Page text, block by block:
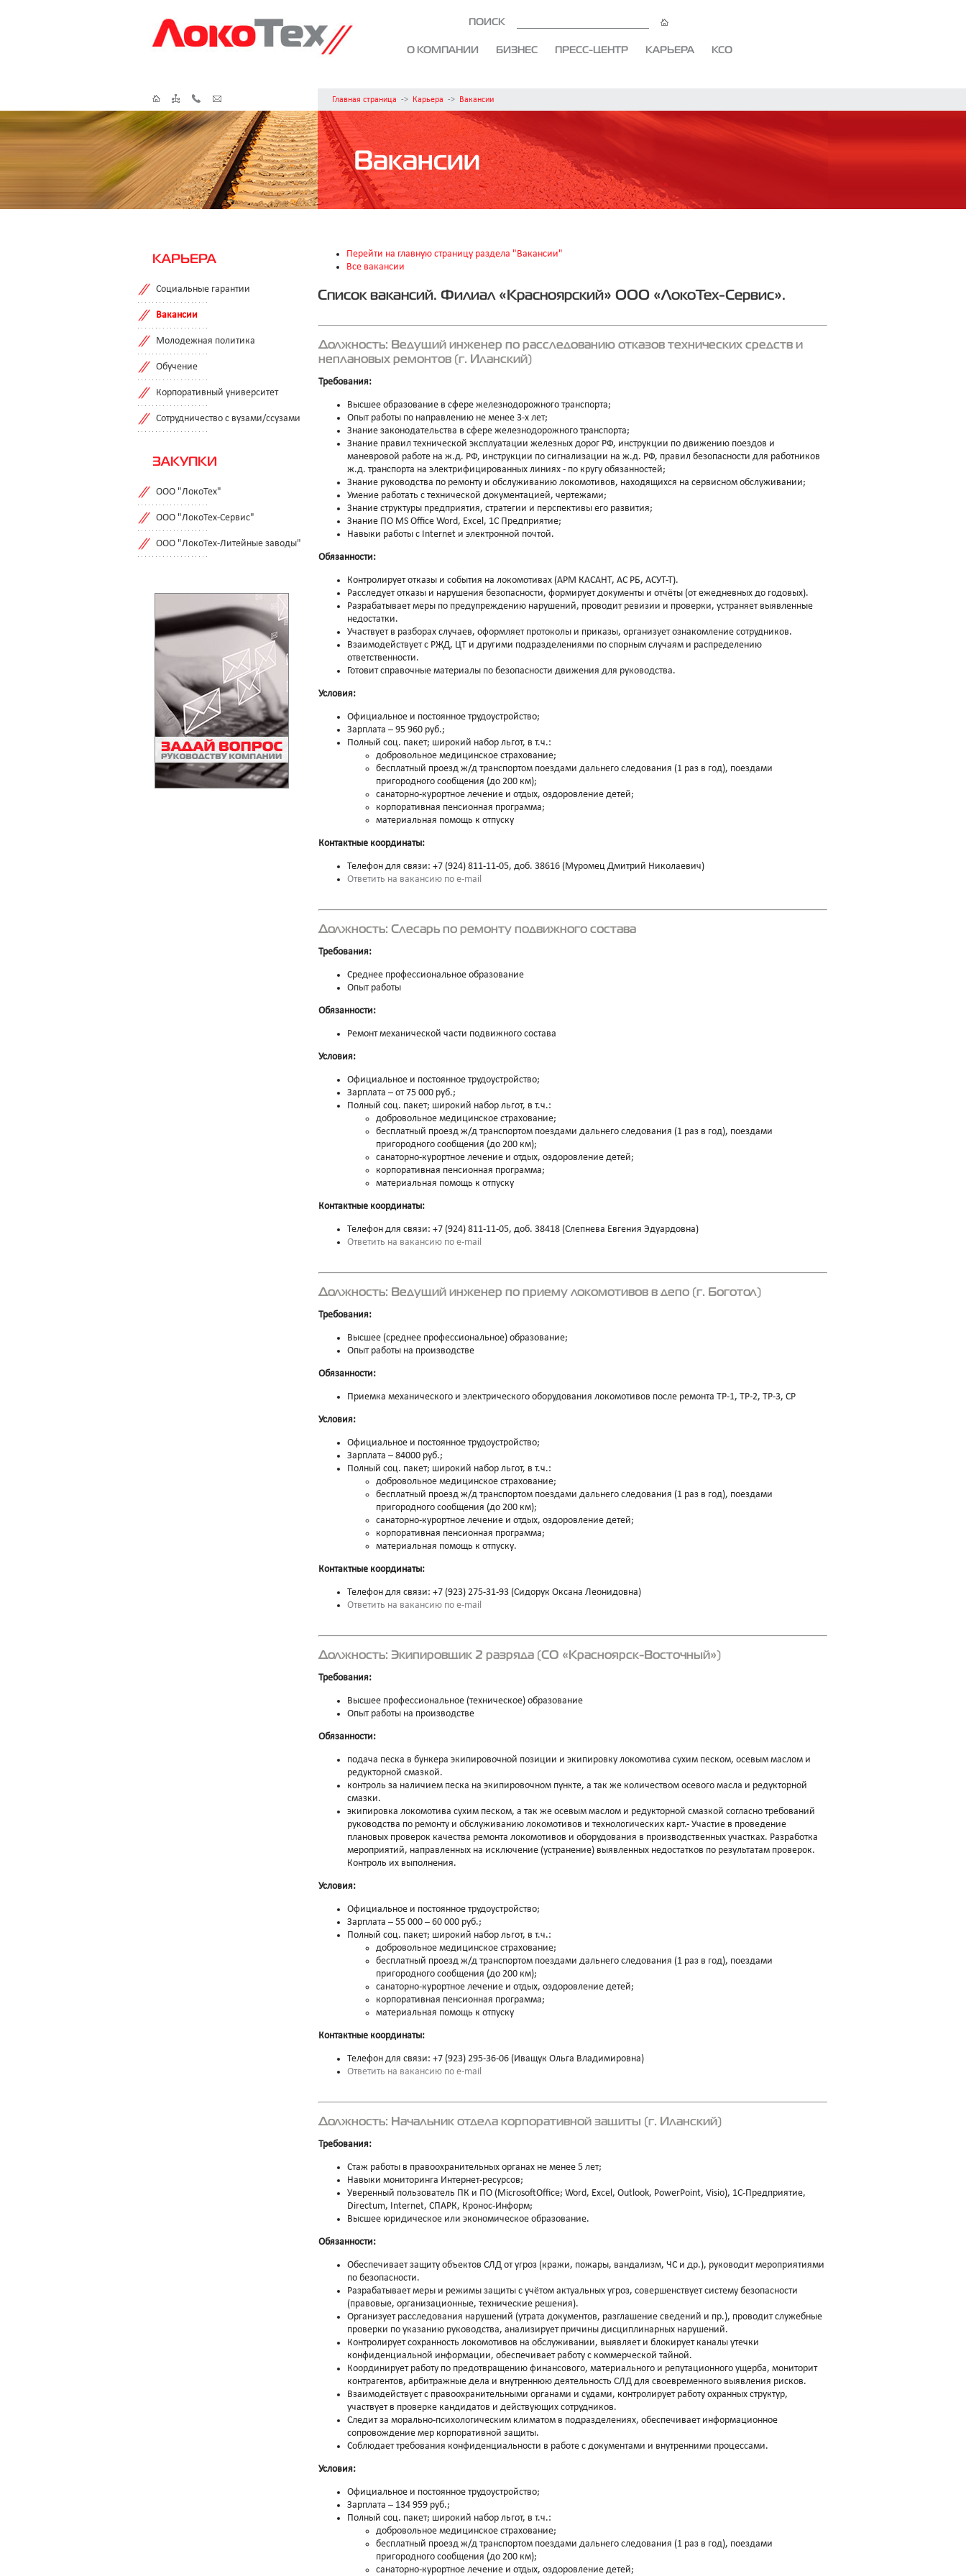
ПОИСК
О КОМПАНИИ БИЗНЕС ПРЕСС-ЦЕНТР КАРЬЕРА КСО
Главная страница -> Карьера -> Вакансии
Вакансии
КАРЬЕРА
Социальные гарантии
Вакансии
Молодежная политика
Обучение
Корпоративный университет
Сотрудничество с вузами/ссузами
ЗАКУПКИ
ООО "ЛокоТех"
ООО "ЛокоТех-Сервис"
ООО "ЛокоТех-Литейные заводы"
Перейти на главную страницу раздела "Вакансии"
Все вакансии
Список вакансий. Филиал «Красноярский» ООО «ЛокоТех-Сервис».
Должность: Ведущий инженер по расследованию отказов технических средств и
неплановых ремонтов (г. Иланский)
Требования:
Высшее образование в сфере железнодорожного транспорта;
Опыт работы по направлению не менее 3-х лет;
Знание законодательства в сфере железнодорожного транспорта;
Знание правил технической эксплуатации железных дорог РФ, инструкции по движению поездов и
маневровой работе на ж.д. РФ, инструкции по сигнализации на ж.д. РФ, правил безопасности для работников
ж.д. транспорта на электрифицированных линиях - по кругу обязанностей;
Знание руководства по ремонту и обслуживанию локомотивов, находящихся на сервисном обслуживании;
Умение работать с технической документацией, чертежами;
Знание структуры предприятия, стратегии и перспективы его развития;
Знание ПО MS Office Word, Excel, 1С Предприятие;
Навыки работы с Internet и электронной почтой.
Обязанности:
Контролирует отказы и события на локомотивах (АРМ КАСАНТ, АС РБ, АСУТ‑Т).
Расследует отказы и нарушения безопасности, формирует документы и отчёты (от ежедневных до годовых).
Разрабатывает меры по предупреждению нарушений, проводит ревизии и проверки, устраняет выявленные
недостатки.
Участвует в разборах случаев, оформляет протоколы и приказы, организует ознакомление сотрудников.
Взаимодействует с РЖД, ЦТ и другими подразделениями по спорным случаям и распределению
ответственности.
Готовит справочные материалы по безопасности движения для руководства.
Условия:
Официальное и постоянное трудоустройство;
Зарплата – 95 960 руб.;
Полный соц. пакет; широкий набор льгот, в т.ч.:
добровольное медицинское страхование;
бесплатный проезд ж/д транспортом поездами дальнего следования (1 раз в год), поездами
пригородного сообщения (до 200 км);
санаторно-курортное лечение и отдых, оздоровление детей;
корпоративная пенсионная программа;
материальная помощь к отпуску
Контактные координаты:
Телефон для связи: +7 (924) 811-11-05, доб. 38616 (Муромец Дмитрий Николаевич)
Ответить на вакансию по e-mail
Должность: Слесарь по ремонту подвижного состава
Требования:
Среднее профессиональное образование
Опыт работы
Обязанности:
Ремонт механической части подвижного состава
Условия:
Официальное и постоянное трудоустройство;
Зарплата – от 75 000 руб.;
Полный соц. пакет; широкий набор льгот, в т.ч.:
добровольное медицинское страхование;
бесплатный проезд ж/д транспортом поездами дальнего следования (1 раз в год), поездами
пригородного сообщения (до 200 км);
санаторно-курортное лечение и отдых, оздоровление детей;
корпоративная пенсионная программа;
материальная помощь к отпуску
Контактные координаты:
Телефон для связи: +7 (924) 811-11-05, доб. 38418 (Слепнева Евгения Эдуардовна)
Ответить на вакансию по e-mail
Должность: Ведущий инженер по приему локомотивов в депо (г. Боготол)
Требования:
Высшее (среднее профессиональное) образование;
Опыт работы на производстве
Обязанности:
Приемка механического и электрического оборудования локомотивов после ремонта ТР-1, ТР-2, ТР-3, СР
Условия:
Официальное и постоянное трудоустройство;
Зарплата – 84000 руб.;
Полный соц. пакет; широкий набор льгот, в т.ч.:
добровольное медицинское страхование;
бесплатный проезд ж/д транспортом поездами дальнего следования (1 раз в год), поездами
пригородного сообщения (до 200 км);
санаторно-курортное лечение и отдых, оздоровление детей;
корпоративная пенсионная программа;
материальная помощь к отпуску.
Контактные координаты:
Телефон для связи: +7 (923) 275-31-93 (Сидорук Оксана Леонидовна)
Ответить на вакансию по e-mail
Должность: Экипировщик 2 разряда (СО «Красноярск-Восточный»)
Требования:
Высшее профессиональное (техническое) образование
Опыт работы на производстве
Обязанности:
подача песка в бункера экипировочной позиции и экипировку локомотива сухим песком, осевым маслом и
редукторной смазкой.
контроль за наличием песка на экипировочном пункте, а так же количеством осевого масла и редукторной
смазки.
экипировка локомотива сухим песком, а так же осевым маслом и редукторной смазкой согласно требований
руководства по ремонту и обслуживанию локомотивов и технологических карт.- Участие в проведение
плановых проверок качества ремонта локомотивов и оборудования в производственных участках. Разработка
мероприятий, направленных на исключение (устранение) выявленных недостатков по результатам проверок.
Контроль их выполнения.
Условия:
Официальное и постоянное трудоустройство;
Зарплата – 55 000 – 60 000 руб.;
Полный соц. пакет; широкий набор льгот, в т.ч.:
добровольное медицинское страхование;
бесплатный проезд ж/д транспортом поездами дальнего следования (1 раз в год), поездами
пригородного сообщения (до 200 км);
санаторно-курортное лечение и отдых, оздоровление детей;
корпоративная пенсионная программа;
материальная помощь к отпуску
Контактные координаты:
Телефон для связи: +7 (923) 295-36-06 (Иващук Ольга Владимировна)
Ответить на вакансию по e-mail
Должность: Начальник отдела корпоративной защиты (г. Иланский)
Требования:
Стаж работы в правоохранительных органах не менее 5 лет;
Навыки мониторинга Интернет-ресурсов;
Уверенный пользователь ПК и ПО (MicrosoftOffice; Word, Excel, Outlook, PowerPoint, Visio), 1C-Предприятие,
Directum, Internet, СПАРК, Кронос-Информ;
Высшее юридическое или экономическое образование.
Обязанности:
Обеспечивает защиту объектов СЛД от угроз (кражи, пожары, вандализм, ЧС и др.), руководит мероприятиями
по безопасности.
Разрабатывает меры и режимы защиты с учётом актуальных угроз, совершенствует систему безопасности
(правовые, организационные, технические решения).
Организует расследования нарушений (утрата документов, разглашение сведений и пр.), проводит служебные
проверки по указанию руководства, анализирует причины дисциплинарных нарушений.
Контролирует сохранность локомотивов на обслуживании, выявляет и блокирует каналы утечки
конфиденциальной информации, обеспечивает работу с коммерческой тайной.
Координирует работу по предотвращению финансового, материального и репутационного ущерба, мониторит
контрагентов, арбитражные дела и внутреннюю деятельность СЛД для своевременного выявления рисков.
Взаимодействует с правоохранительными органами и судами, контролирует работу охранных структур,
участвует в проверке кандидатов и действующих сотрудников.
Следит за морально‑психологическим климатом в подразделениях, обеспечивает информационное
сопровождение мер корпоративной защиты.
Соблюдает требования конфиденциальности в работе с документами и внутренними процессами.
Условия:
Официальное и постоянное трудоустройство;
Зарплата – 134 959 руб.;
Полный соц. пакет; широкий набор льгот, в т.ч.:
добровольное медицинское страхование;
бесплатный проезд ж/д транспортом поездами дальнего следования (1 раз в год), поездами
пригородного сообщения (до 200 км);
санаторно-курортное лечение и отдых, оздоровление детей;